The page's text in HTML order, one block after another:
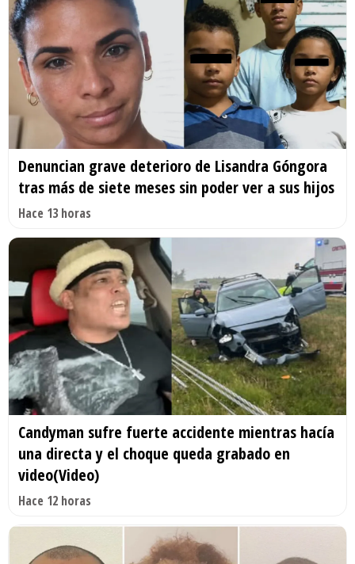
Denuncian grave deterioro de Lisandra Góngora
tras más de siete meses sin poder ver a sus hijos
Hace 13 horas
Candyman sufre fuerte accidente mientras hacía
una directa y el choque queda grabado en
video(Video)
Hace 12 horas